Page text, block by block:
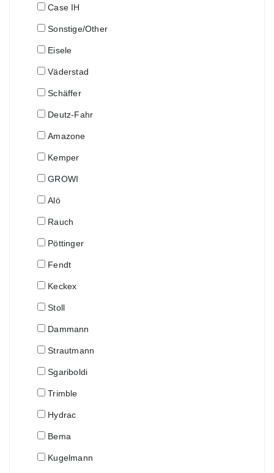
Case IH
Sonstige/Other
Eisele
Väderstad
Schäffer
Deutz-Fahr
Amazone
Kemper
GROWI
Alö
Rauch
Pöttinger
Fendt
Keckex
Stoll
Dammann
Strautmann
Sgariboldi
Trimble
Hydrac
Bema
Kugelmann